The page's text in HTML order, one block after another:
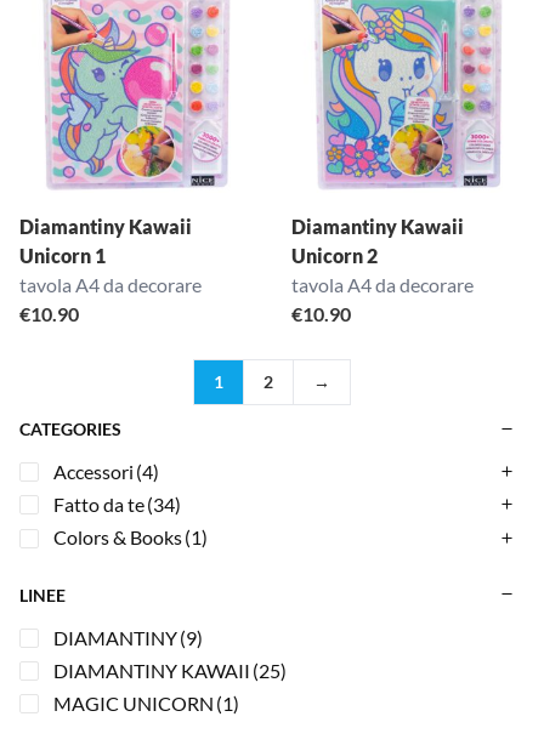
Diamantiny Kawaii
Unicorn 1
tavola A4 da decorare
€10.90
Diamantiny Kawaii
Unicorn 2
tavola A4 da decorare
€10.90
1 2 →
CATEGORIES
Accessori (4)
Fatto da te(34)
Colors & Books(1)
LINEE
DIAMANTINY(9)
DIAMANTINY KAWAII (25)
MAGIC UNICORN (1)